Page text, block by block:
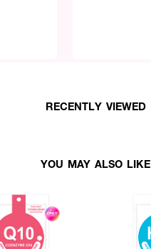
RECENTLY VIEWED
YOU MAY ALSO LIKE